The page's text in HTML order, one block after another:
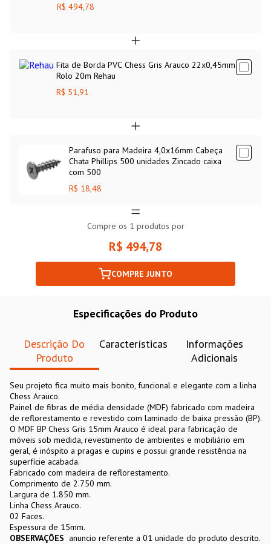
R$ 494,78
Fita de Borda PVC Chess Gris Arauco 22x0,45mm
Rolo 20m Rehau
R$ 51,91
Parafuso para Madeira 4,0x16mm Cabeça
Chata Phillips 500 unidades Zincado caixa
com 500
R$ 18,48
Compre os 1 produtos por
R$ 494,78
COMPRE JUNTO
Especificações do Produto
Descrição Do
Produto
Características
Informações
Adicionais
Seu projeto fica muito mais bonito, funcional e elegante com a linha
Chess Arauco.
Painel de fibras de média densidade (MDF) fabricado com madeira
de reflorestamento e revestido com laminado de baixa pressão (BP).
O MDF BP Chess Gris 15mm Arauco é ideal para fabricação de
móveis sob medida, revestimento de ambientes e mobiliário em
geral, é inóspito a pragas e cupins e possui grande resistência na
superfície acabada.
Fabricado com madeira de reflorestamento.
Comprimento de 2.750 mm.
Largura de 1.850 mm.
Linha Chess Arauco.
02 Faces.
Espessura de 15mm.
OBSERVAÇÕES anuncio referente a 01 unidade do produto descrito.